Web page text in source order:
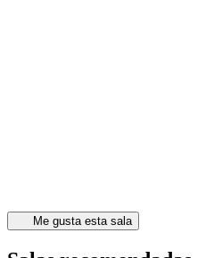
Me gusta esta sala